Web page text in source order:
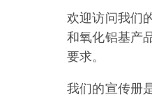
欢迎访问我们
和氧化铝基产
要求。
我们的宣传册